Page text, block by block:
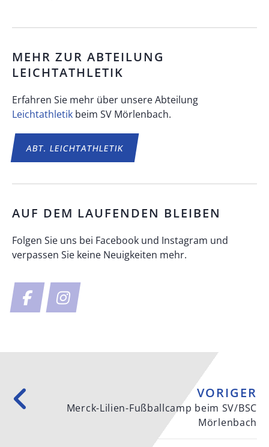
MEHR ZUR ABTEILUNG
LEICHTATHLETIK
Erfahren Sie mehr über unsere Abteilung
Leichtathletik beim SV Mörlenbach.
ABT.LEICHTATHLETIK
AUF DEM LAUFENDEN BLEIBEN
Folgen Sie uns bei Facebook und Instagram und
verpassen Sie keine Neuigkeiten mehr.
VORIGER
Merck-Lilien-Fußballcamp beim SV/BSC
Mörlenbach